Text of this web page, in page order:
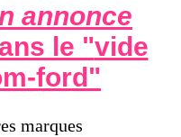
annonce
le "vide
ford "
marques